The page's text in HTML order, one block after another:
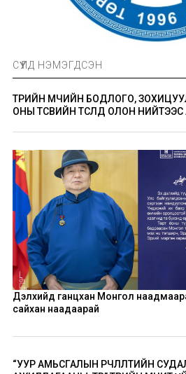
СҮҮЛД НЭМЭГДСЭН
ТӨРИЙН ӨМЧИЙН БОДЛОГО,
ОНЫ ТӨСВИЙН ТӨСӨЛД ОЛОН
Дэлхийд ганцхан Монгол
сайхан наадаарай
“УУР АМЬСГАЛЫН ӨӨРЧЛӨЛТИЙН